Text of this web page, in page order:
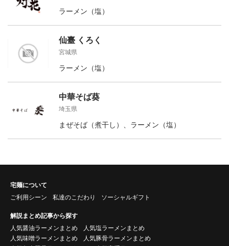
ラーメン（塩）
仙臺 くろく
宮城県
ラーメン（塩）
中華そば葵
埼玉県
まぜそば（煮干し）、ラーメン（塩）
宅麺について
ご利用シーン
私達のこだわり ソーシャルギフト
解説まとめ記事から探す
人気醤油ラーメンまとめ
人気塩ラーメンまとめ
人気味噌ラーメンまとめ
人気豚骨ラーメンまとめ